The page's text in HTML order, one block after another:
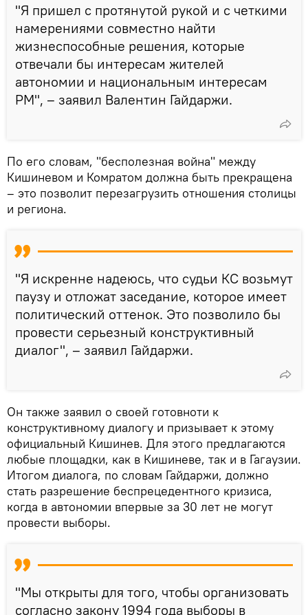
"Я пришел с протянутой рукой и с четкими
намерениями совместно найти
жизнеспособные решения, которые
отвечали бы интересам жителей
автономии и национальным интересам
РМ", – заявил Валентин Гайдаржи.
По его словам, "бесполезная война" между
Кишиневом и Комратом должна быть прекращена
– это позволит перезагрузить отношения столицы
и региона.
"Я искренне надеюсь, что судьи КС возьмут
паузу и отложат заседание, которое имеет
политический оттенок. Это позволило бы
провести серьезный конструктивный
диалог", – заявил Гайдаржи.
Он также заявил о своей готовноти к
конструктивному диалогу и призывает к этому
официальный Кишинев. Для этого предлагаются
любые площадки, как в Кишиневе, так и в Гагаузии.
Итогом диалога, по словам Гайдаржи, должно
стать разрешение беспрецедентного кризиса,
когда в автономии впервые за 30 лет не могут
провести выборы.
"Мы открыты для того, чтобы организовать
согласно закону 1994 года выборы в